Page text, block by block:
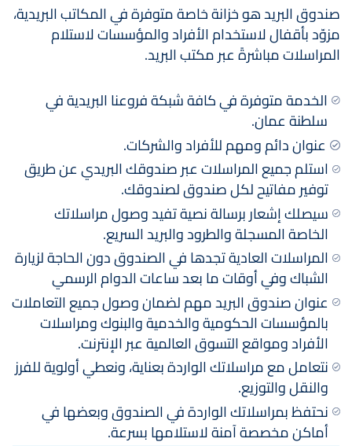
صندوق البريد هو خزانة خاصة متوفرة في المكاتب البريدية،
مزوّد بأقفال لاستخدام الأفراد والمؤسسات لاستلام
المراسلات مباشرةً عبر مكتب البريد.
الخدمة متوفرة في كافة شبكة فروعنا البريدية في
سلطنة عمان.
عنوان دائم ومهم للأفراد والشركات.
استلم جميع المراسلات عبر صندوقك البريدي عن طريق
توفير مفاتيح لكل صندوق لصندوقك.
سيصلك إشعار برسالة نصية تفيد وصول مراسلاتك
الخاصة المسجلة والطرود والبريد السريع.
المراسلات العادية تجدها في الصندوق دون الحاجة لزيارة
الشباك وفي أوقات ما بعد ساعات الدوام الرسمي
عنوان صندوق البريد مهم لضمان وصول جميع التعاملات
بالمؤسسات الحكومية والخدمية والبنوك ومراسلات
الأفراد ومواقع التسوق العالمية عبر الإنترنت.
نتعامل مع مراسلاتك الواردة بعناية، ونعطي أولوية للفرز
والنقل والتوزيع.
نحتفظ بمراسلاتك الواردة في الصندوق وبعضها في
أماكن مخصصة آمنة لاستلامها بسرعة.